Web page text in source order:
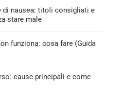
di nausea: titoli consigliati e
stare male
funziona: cosa fare (Guida
cause principali e come